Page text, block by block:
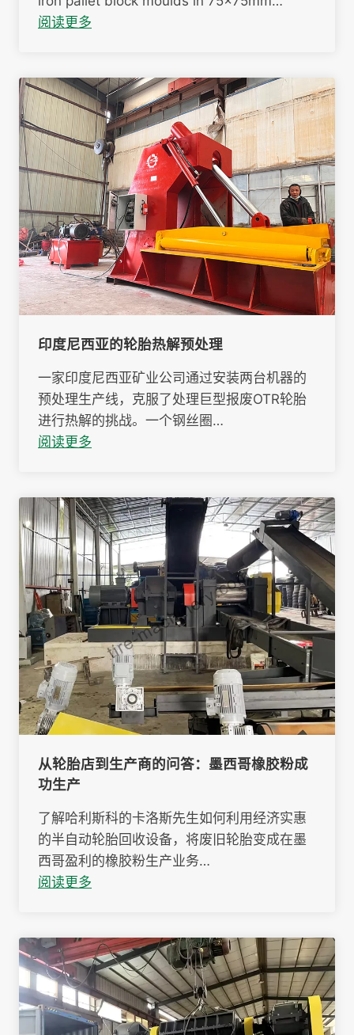
阅读更多
印度尼西亚的轮胎热解预处理
一家印度尼西亚矿业公司通过安装两台机器的
预处理生产线，克服了处理巨型报废OTR轮胎
进行热解的挑战。一个钢丝圈…
阅读更多
从轮胎店到生产商的问答：墨西哥橡胶粉成
功生产
了解哈利斯科的卡洛斯先生如何利用经济实惠
的半自动轮胎回收设备，将废旧轮胎变成在墨
西哥盈利的橡胶粉生产业务…
阅读更多